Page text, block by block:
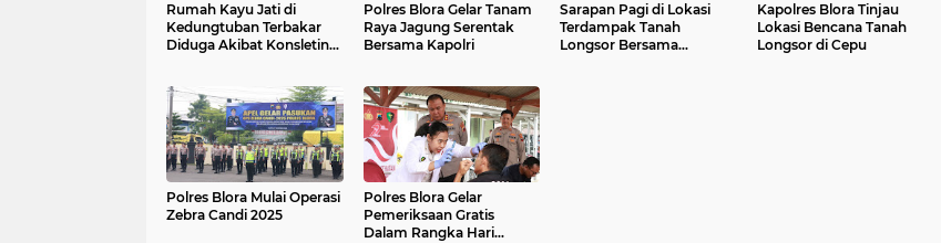
Rumah Kayu Jati di
Kedungtuban Terbakar
Diduga Akibat Konsleting
Polres Blora Gelar Tanam
Raya Jagung Serentak
Bersama Kapolri
Sarapan Pagi di Lokasi
Terdampak Tanah
Longsor Bersama
Kapolres Blora Tinjau
Lokasi Bencana Tanah
Longsor di Cepu
Polres Blora Mulai Operasi
Zebra Candi 2025
Polres Blora Gelar
Pemeriksaan Gratis
Dalam Rangka Hari